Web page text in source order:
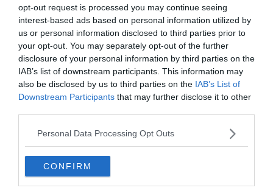
opt-out request is processed you may continue seeing
interest-based ads based on personal information utilized by
us or personal information disclosed to third parties prior to
your opt-out. You may separately opt-out of the further
disclosure of your personal information by third parties on the
IAB’s list of downstream participants. This information may
also be disclosed by us to third parties on the IAB’s List of
Downstream Participants that may further disclose it to other
Personal Data Processing Opt Outs
CONFIRM
MONDO
Drone con esplosivo trovato all'aeroporto
di Lipsia vicino ad aereo ucraino